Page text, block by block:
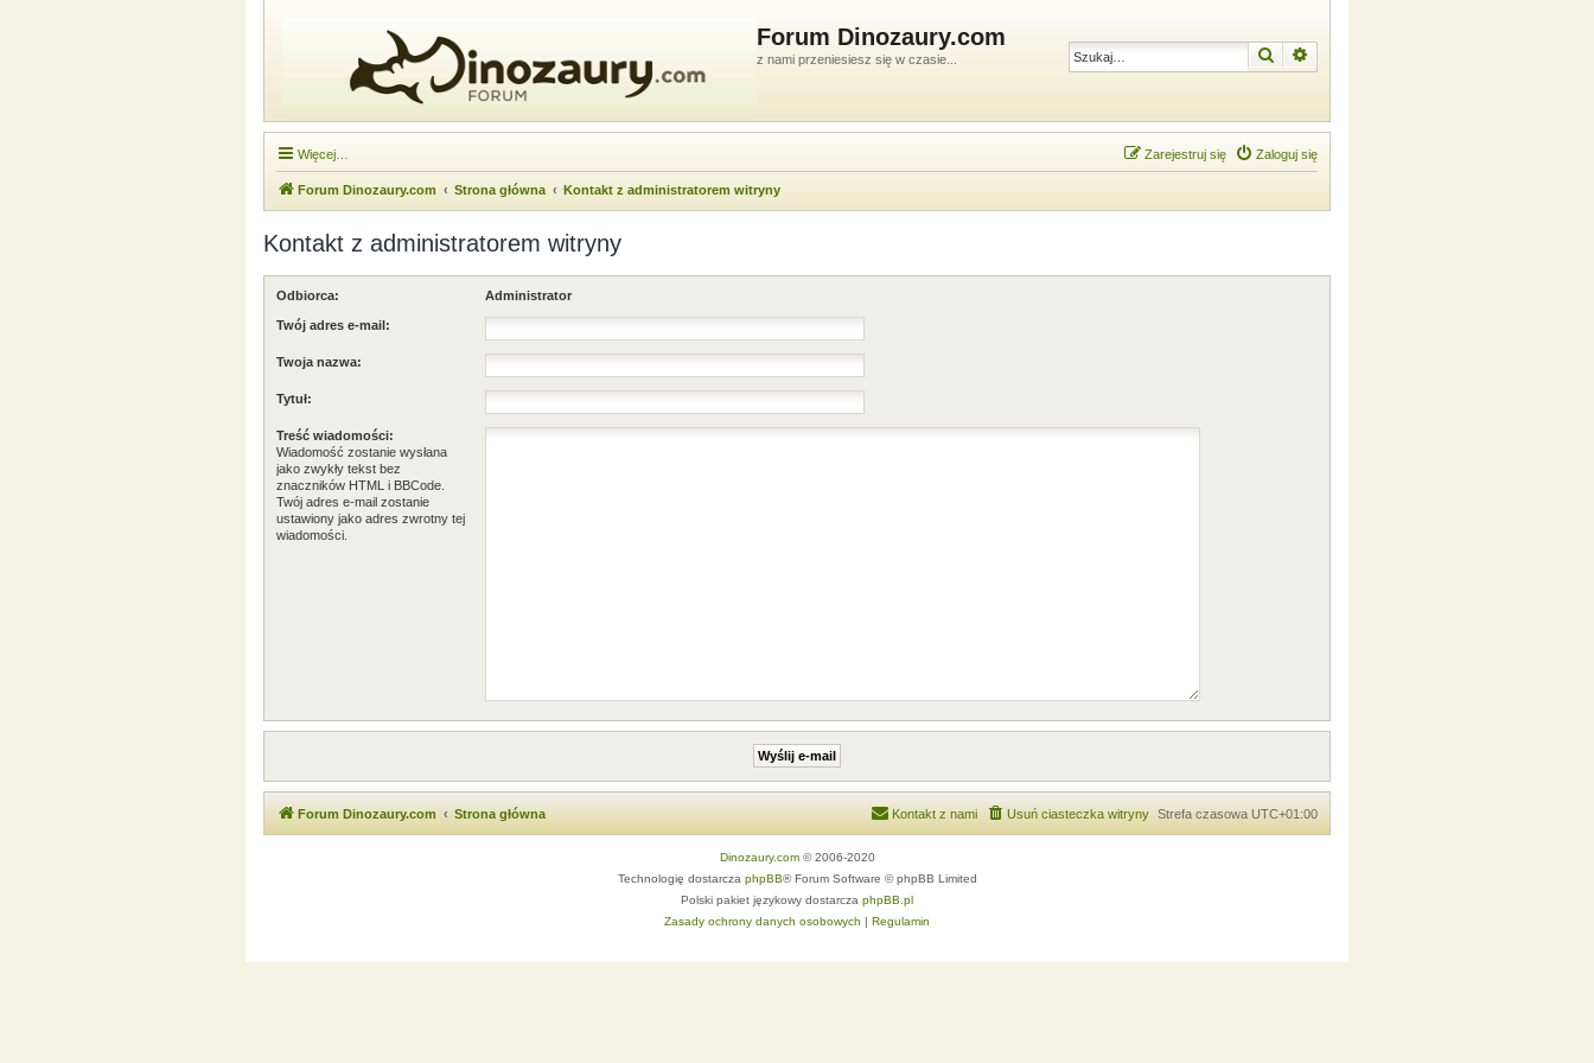
Forum Dinozaury.com
z nami przeniesiesz się w czasie... Szukaj
Więcej… Zaloguj się
Zarejestruj się
Forum Dinozaury.com Strona główna Kontakt z administratorem witryny
Kontakt z administratorem witryny
Odbiorca: Administrator
Twój adres e-mail:
Twoja nazwa:
Tytuł:
Treść wiadomości:
Wiadomość zostanie wysłana
jako zwykły tekst bez
znaczników HTML i BBCode.
Twój adres e-mail zostanie
ustawiony jako adres zwrotny tej
wiadomości.
Forum Dinozaury.com Strona główna Strefa czasowa UTC+01:00
Usuń ciasteczka witryny
Kontakt z nami
Dinozaury.com© 2006-2020
Technologię dostarcza phpBB® Forum Software © phpBB Limited
Polski pakiet językowy dostarcza phpBB.pl
Zasady ochrony danych osobowych | Regulamin